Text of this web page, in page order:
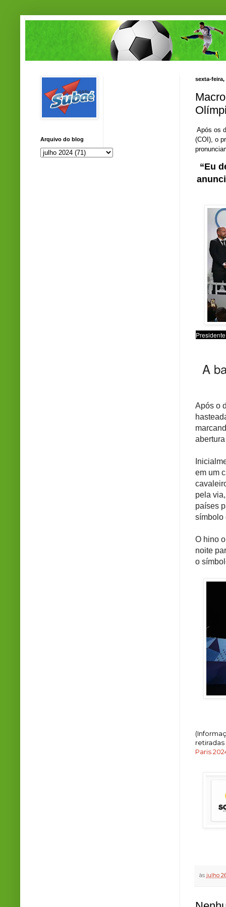
sexta-feira,
Após os
(COI), o
“Eu
A
Após o
em um
pela
países
símbolo
O hino
noite
o
Paris
às julho
Arquivo do blog